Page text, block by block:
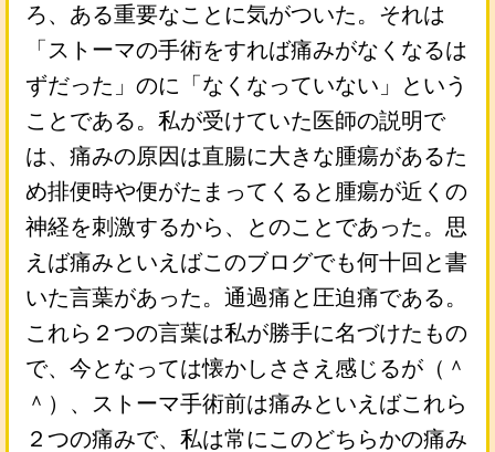
ろ、ある重要なことに気がついた。それは
「ストーマの手術をすれば痛みがなくなるは
ずだった」のに「なくなっていない」という
ことである。私が受けていた医師の説明で
は、痛みの原因は直腸に大きな腫瘍があるた
め排便時や便がたまってくると腫瘍が近くの
神経を刺激するから、とのことであった。思
えば痛みといえばこのブログでも何十回と書
いた言葉があった。通過痛と圧迫痛である。
これら２つの言葉は私が勝手に名づけたもの
で、今となっては懐かしささえ感じるが（＾
＾）、ストーマ手術前は痛みといえばこれら
２つの痛みで、私は常にこのどちらかの痛み